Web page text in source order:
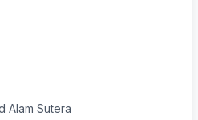
Alam Sutera